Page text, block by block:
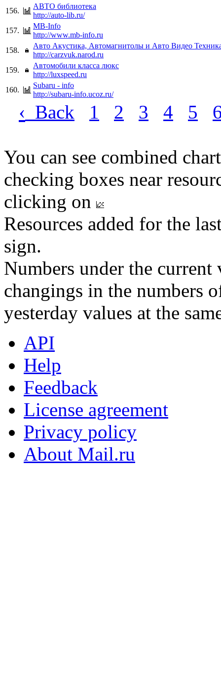
156.
АВТО библиотека
http://auto-lib.ru/
157.
MB-Info
http://www.mb-info.ru
158.
Авто Акустика, Автомагнитолы и Авто Видео
http://carzvuk.narod.ru
159.
Автомобили класса люкс
http://luxspeed.ru
160.
Subaru - info
http://subaru-info.ucoz.ru/
‹ Back 1 2 3 4 5
You can see combined
checking boxes near
clicking on
Resources added for the
sign.
Numbers under the
changings in the numbers
yesterday values at the
API
Help
Feedback
License agreement
Privacy policy
About Mail.ru